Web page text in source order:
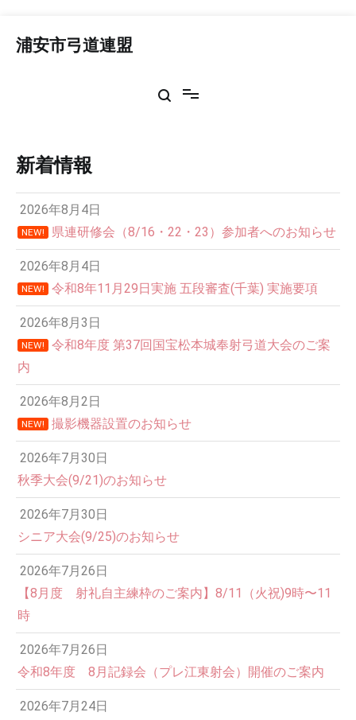
浦安市弓道連盟
新着情報
2026年8月4日
NEW! 県連研修会（8/16・22・23）参加者へのお知らせ
2026年8月4日
NEW! 令和8年11月29日実施 五段審査(千葉) 実施要項
2026年8月3日
NEW!
令和8年度 第37回国宝松本城奉射弓道大会のご案
内
2026年8月2日
NEW! 撮影機器設置のお知らせ
2026年7月30日
秋季大会(9/21)のお知らせ
2026年7月30日
シニア大会(9/25)のお知らせ
2026年7月26日
【8月度 射礼自主練枠のご案内】8/11（火祝)9時〜11
時
2026年7月26日
令和8年度 8月記録会（プレ江東射会）開催のご案内
2026年7月24日
12:00 AM
1:00 AM
2:00 AM